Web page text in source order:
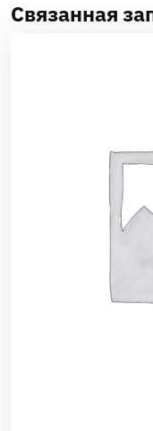
Связанная